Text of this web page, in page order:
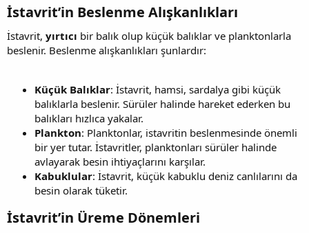
İstavrit’in Beslenme Alışkanlıkları​
İstavrit, yırtıcı bir balık olup küçük balıklar ve planktonlarla
beslenir. Beslenme alışkanlıkları şunlardır:
Küçük Balıklar: İstavrit, hamsi, sardalya gibi küçük
balıklarla beslenir. Sürüler halinde hareket ederken bu
balıkları hızlıca yakalar.
Plankton: Planktonlar, istavritin beslenmesinde önemli
bir yer tutar. İstavritler, planktonları sürüler halinde
avlayarak besin ihtiyaçlarını karşılar.
Kabuklular: İstavrit, küçük kabuklu deniz canlılarını da
besin olarak tüketir.
İstavrit’in Üreme Dönemleri​